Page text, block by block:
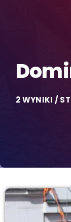
2 WYNIKI /